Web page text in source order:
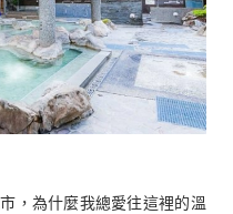
，為什麼我總愛往這裡的溫